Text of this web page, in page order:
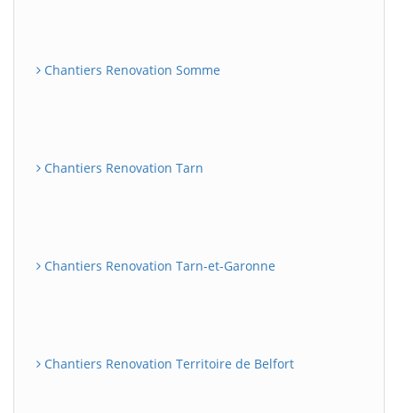
Chantiers Renovation Somme
Chantiers Renovation Tarn
Chantiers Renovation Tarn-et-Garonne
Chantiers Renovation Territoire de Belfort